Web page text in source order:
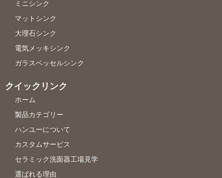
ミニシンク
マットシンク
大理石シンク
電気メッキシンク
ガラスベッセルシンク
クイックリンク
ホーム
製品カテゴリー
ハンユーについて
カスタムサービス
セラミック洗面器工場見学
選ばれる理由